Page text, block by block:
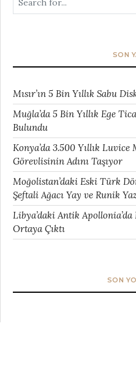
SON
Mısır’ın 5 Bin Yıllık Sabu
Muğla’da 5 Bin Yıllık Ege
Bulundu
Konya’da 3.500 Yıllık
Görevlisinin Adını Taşıyor
Moğolistan’daki Eski Türk
Şeftali Ağacı Yay ve Runik
Libya’daki Antik
Ortaya Çıktı
SON